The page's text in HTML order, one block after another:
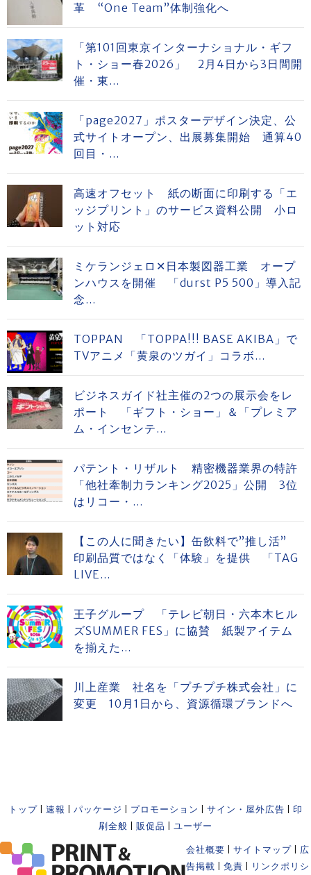
革 “One Team”体制強化へ
「第101回東京インターナショナル・ギフ
ト・ショー春2026」 2月4日から3日間開
催・東...
「page2027」ポスターデザイン決定、公
式サイトオープン、出展募集開始 通算40
回目・...
高速オフセット 紙の断面に印刷する「エ
ッジプリント」のサービス資料公開 小ロ
ット対応
ミケランジェロ✕日本製図器工業 オープ
ンハウスを開催 「durst P5 500」導入記
念...
TOPPAN 「TOPPA!!! BASE AKIBA」で
TVアニメ「黄泉のツガイ」コラボ...
ビジネスガイド社主催の2つの展示会をレ
ポート 「ギフト・ショー」＆「プレミア
ム・インセンテ...
パテント・リザルト 精密機器業界の特許
「他社牽制力ランキング2025」公開 3位
はリコー・...
【この人に聞きたい】缶飲料で”推し活”
印刷品質ではなく「体験」を提供 「TAG
LIVE...
王子グループ 「テレビ朝日・六本木ヒル
ズSUMMER FES」に協賛 紙製アイテム
を揃えた...
川上産業 社名を「プチプチ株式会社」に
変更 10月1日から、資源循環ブランドへ
トップ 速報 パッケージ プロモーション サイン・屋外広告
印
刷全般
販促品 ユーザー
会社概要 サイトマップ
広
告掲載
免責
リンクポリシ